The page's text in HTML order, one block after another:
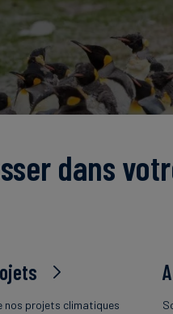
dans
nos projets climatiques